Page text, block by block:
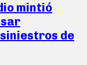
mintió
de